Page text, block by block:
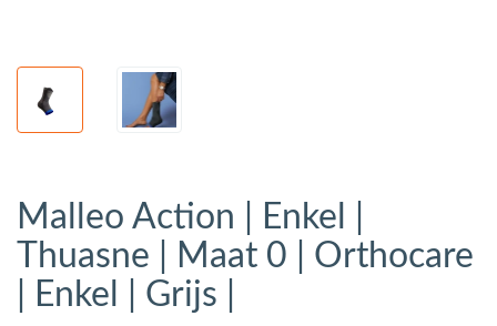
Malleo Action | Enkel |
Thuasne | Maat 0 | Orthocare
| Enkel | Grijs |